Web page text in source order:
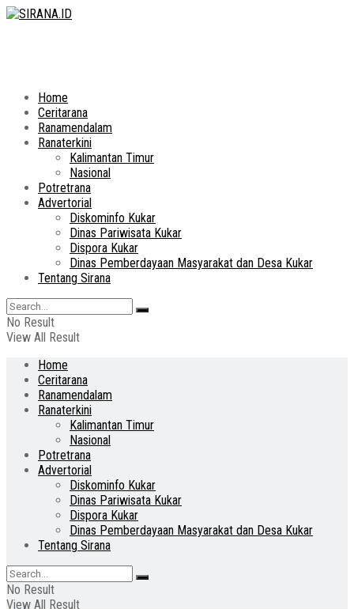
Home
Ceritarana
Ranamendalam
Ranaterkini
Kalimantan Timur
Nasional
Potretrana
Advertorial
Diskominfo Kukar
Dinas Pariwisata Kukar
Dispora Kukar
Dinas Pemberdayaan Masyarakat dan Desa Kukar
Tentang Sirana
No Result
View All Result
Home
Ceritarana
Ranamendalam
Ranaterkini
Kalimantan Timur
Nasional
Potretrana
Advertorial
Diskominfo Kukar
Dinas Pariwisata Kukar
Dispora Kukar
Dinas Pemberdayaan Masyarakat dan Desa Kukar
Tentang Sirana
No Result
View All Result